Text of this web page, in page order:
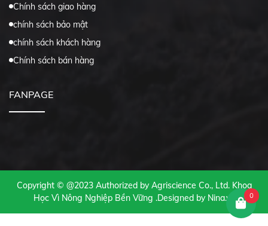
Chính sách giao hàng
chính sách bảo mật
chính sách khách hàng
Chính sách bán hàng
FANPAGE
Copyright © @2023 Authorized by Agriscience Co., Ltd. Khoa
Học Vì Nông Nghiệp Bền Vững .Designed by Nina.vn 0